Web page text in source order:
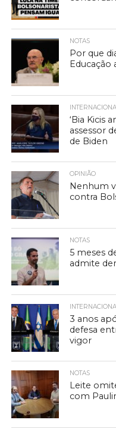
NOTAS
Por que
Educação
‘Bia Kicis
assessor
de Biden
OPINIÃO
Nenhum
contra
NOTAS
5 meses
admite
3 anos
defesa
vigor
NOTAS
Leite
com